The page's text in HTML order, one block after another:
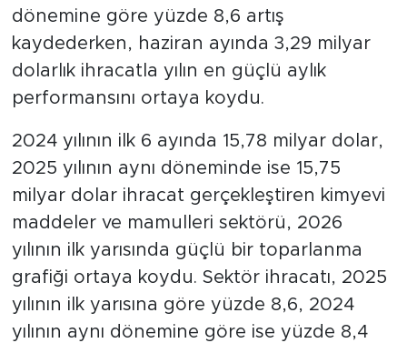
dönemine göre yüzde 8,6 artış
kaydederken, haziran ayında 3,29 milyar
dolarlık ihracatla yılın en güçlü aylık
performansını ortaya koydu.
2024 yılının ilk 6 ayında 15,78 milyar dolar,
2025 yılının aynı döneminde ise 15,75
milyar dolar ihracat gerçekleştiren kimyevi
maddeler ve mamulleri sektörü, 2026
yılının ilk yarısında güçlü bir toparlanma
grafiği ortaya koydu. Sektör ihracatı, 2025
yılının ilk yarısına göre yüzde 8,6, 2024
yılının aynı dönemine göre ise yüzde 8,4